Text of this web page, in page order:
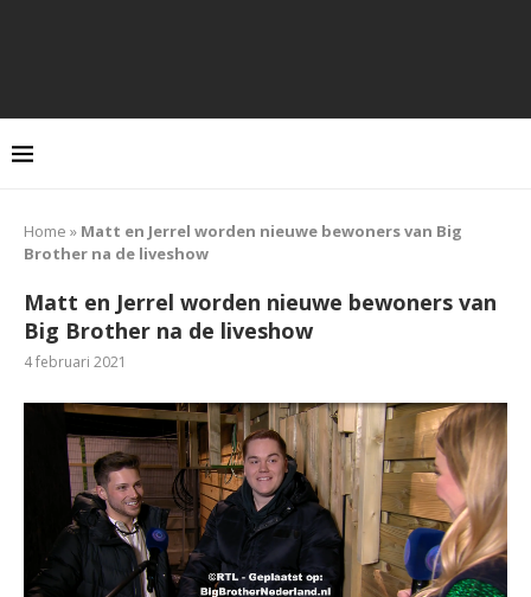
Home » Matt en Jerrel worden nieuwe bewoners van Big
Brother na de liveshow
Matt en Jerrel worden nieuwe bewoners van
Big Brother na de liveshow
4 februari 2021